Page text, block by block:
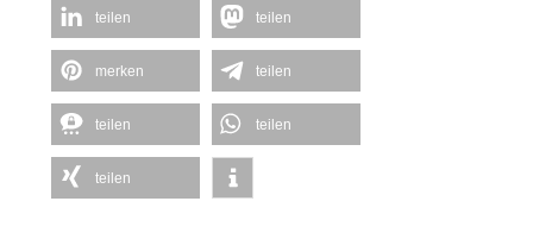
teilen teilen
merken teilen
teilen teilen
teilen